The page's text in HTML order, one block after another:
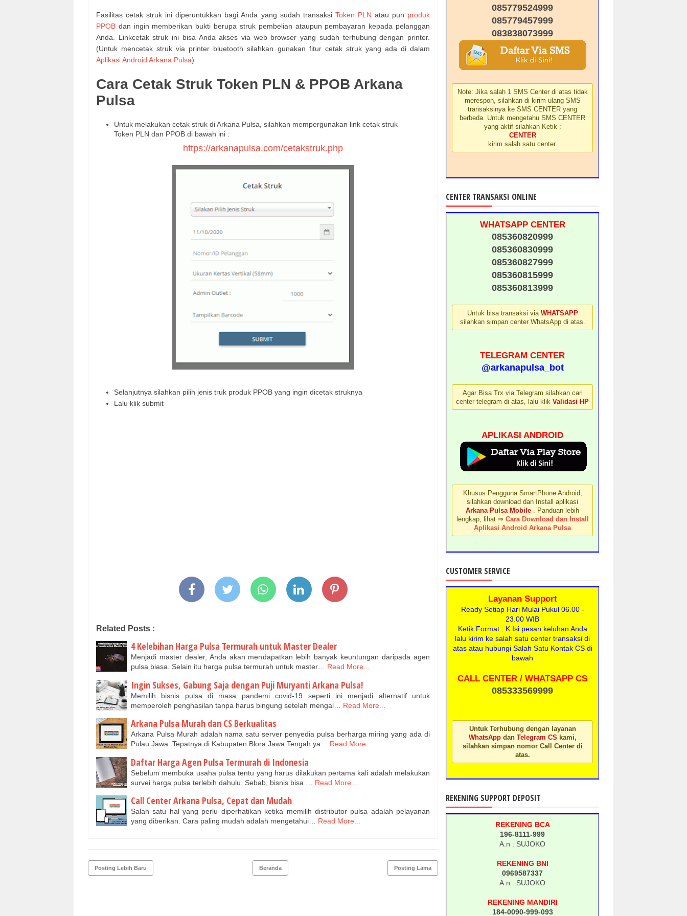
Fasilitas cetak struk ini diperuntukkan bagi Anda yang sudah transaksi Token PLN atau pun produk
PPOB dan ingin memberikan bukti berupa struk pembelian ataupun pembayaran kepada pelanggan
Anda. Linkcetak struk ini bisa Anda akses via web browser yang sudah terhubung dengan printer.
(Untuk mencetak struk via printer bluetooth silahkan gunakan fitur cetak struk yang ada di dalam
Aplikasi Android Arkana Pulsa)
Cara Cetak Struk Token PLN & PPOB Arkana
Pulsa
Untuk melakukan cetak struk di Arkana Pulsa, silahkan mempergunakan link cetak struk
Token PLN dan PPOB di bawah ini :
https://arkanapulsa.com/cetakstruk.php
Selanjutnya silahkan pilih jenis truk produk PPOB yang ingin dicetak struknya
Lalu klik submit
Related Posts :
4 Kelebihan Harga Pulsa Termurah untuk Master Dealer
Menjadi master dealer, Anda akan mendapatkan lebih banyak keuntungan daripada agen
pulsa biasa. Selain itu harga pulsa termurah untuk master…
Read More...
Ingin Sukses, Gabung Saja dengan Puji Muryanti Arkana Pulsa!
Memilih bisnis pulsa di masa pandemi covid-19 seperti ini menjadi alternatif untuk
memperoleh penghasilan tanpa harus bingung setelah mengal…
Read More...
Arkana Pulsa Murah dan CS Berkualitas
Arkana Pulsa Murah adalah nama satu server penyedia pulsa berharga miring yang ada di
Pulau Jawa. Tepatnya di Kabupaten Blora Jawa Tengah ya…
Read More...
Daftar Harga Agen Pulsa Termurah di Indonesia
Sebelum membuka usaha pulsa tentu yang harus dilakukan pertama kali adalah melakukan
survei harga pulsa terlebih dahulu. Sebab, bisnis bisa …
Read More...
Call Center Arkana Pulsa, Cepat dan Mudah
Salah satu hal yang perlu diperhatikan ketika memilih distributor pulsa adalah pelayanan
yang diberikan. Cara paling mudah adalah mengetahui…
Read More...
Posting Lebih Baru Posting Lama
Beranda
085779524999
085779457999
083838073999
Note: Jika salah 1 SMS Center di atas tidak
merespon, silahkan di kirim ulang SMS
transaksinya ke SMS CENTER yang
berbeda. Untuk mengetahu SMS CENTER
yang aktif silahkan Ketik :
CENTER
kirim salah satu center.
CENTER TRANSAKSI ONLINE
WHATSAPP CENTER
085360820999
085360830999
085360827999
085360815999
085360813999
Untuk bisa transaksi via WHATSAPP
silahkan simpan center WhatsApp di atas.
TELEGRAM CENTER
@arkanapulsa_bot
Agar Bisa Trx via Telegram silahkan cari
center telegram di atas, lalu klik Validasi HP
APLIKASI ANDROID
Khusus Pengguna SmartPhone Android,
silahkan download dan Install aplikasi
Arkana Pulsa Mobile
. Panduan lebih
lengkap, lihat ⇒ Cara Download dan Install
Aplikasi Android Arkana Pulsa
CUSTOMER SERVICE
Layanan Support
Ready Setiap Hari Mulai Pukul 06.00 -
23.00 WIB
Ketik Format : K.Isi pesan keluhan Anda
lalu kirim ke salah satu center transaksi di
atas atau hubungi Salah Satu Kontak CS di
bawah
CALL CENTER / WHATSAPP CS
085333569999
Untuk Terhubung dengan layanan
WhatsApp dan Telegram CS kami,
silahkan simpan nomor Call Center di
atas.
REKENING SUPPORT DEPOSIT
REKENING BCA
196-8111-999
A.n : SUJOKO
REKENING BNI
0969587337
A.n : SUJOKO
REKENING MANDIRI
184-0090-999-093